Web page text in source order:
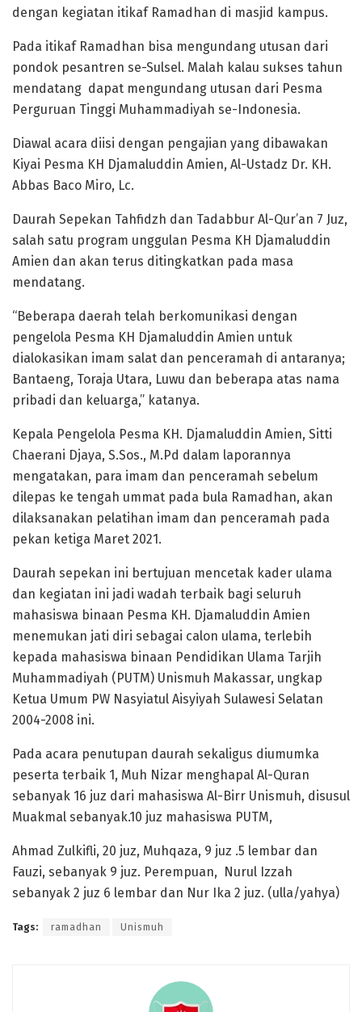
dengan kegiatan itikaf Ramadhan di masjid kampus.
Pada itikaf Ramadhan bisa mengundang utusan dari
pondok pesantren se-Sulsel. Malah kalau sukses tahun
mendatang dapat mengundang utusan dari Pesma
Perguruan Tinggi Muhammadiyah se-Indonesia.
Diawal acara diisi dengan pengajian yang dibawakan
Kiyai Pesma KH Djamaluddin Amien, Al-Ustadz Dr. KH.
Abbas Baco Miro, Lc.
Daurah Sepekan Tahfidzh dan Tadabbur Al-Qur’an 7 Juz,
salah satu program unggulan Pesma KH Djamaluddin
Amien dan akan terus ditingkatkan pada masa
mendatang.
“Beberapa daerah telah berkomunikasi dengan
pengelola Pesma KH Djamaluddin Amien untuk
dialokasikan imam salat dan penceramah di antaranya;
Bantaeng, Toraja Utara, Luwu dan beberapa atas nama
pribadi dan keluarga,” katanya.
Kepala Pengelola Pesma KH. Djamaluddin Amien, Sitti
Chaerani Djaya, S.Sos., M.Pd dalam laporannya
mengatakan, para imam dan penceramah sebelum
dilepas ke tengah ummat pada bula Ramadhan, akan
dilaksanakan pelatihan imam dan penceramah pada
pekan ketiga Maret 2021.
Daurah sepekan ini bertujuan mencetak kader ulama
dan kegiatan ini jadi wadah terbaik bagi seluruh
mahasiswa binaan Pesma KH. Djamaluddin Amien
menemukan jati diri sebagai calon ulama, terlebih
kepada mahasiswa binaan Pendidikan Ulama Tarjih
Muhammadiyah (PUTM) Unismuh Makassar, ungkap
Ketua Umum PW Nasyiatul Aisyiyah Sulawesi Selatan
2004-2008 ini.
Pada acara penutupan daurah sekaligus diumumka
peserta terbaik 1, Muh Nizar menghapal Al-Quran
sebanyak 16 juz dari mahasiswa Al-Birr Unismuh, disusul
Muakmal sebanyak.10 juz mahasiswa PUTM,
Ahmad Zulkifli, 20 juz, Muhqaza, 9 juz .5 lembar dan
Fauzi, sebanyak 9 juz. Perempuan, Nurul Izzah
sebanyak 2 juz 6 lembar dan Nur Ika 2 juz. (ulla/yahya)
Tags: ramadhan Unismuh